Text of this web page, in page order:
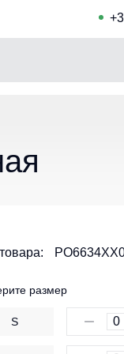
Спортивные куртки
Шорты и
Комплекты для
размер
S